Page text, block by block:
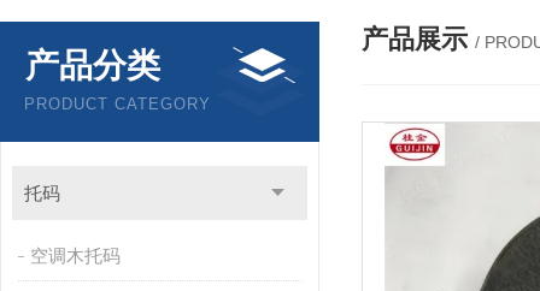
产品分类
PRODUCT CATEGORY
托码
空调木托码
产品展示 /